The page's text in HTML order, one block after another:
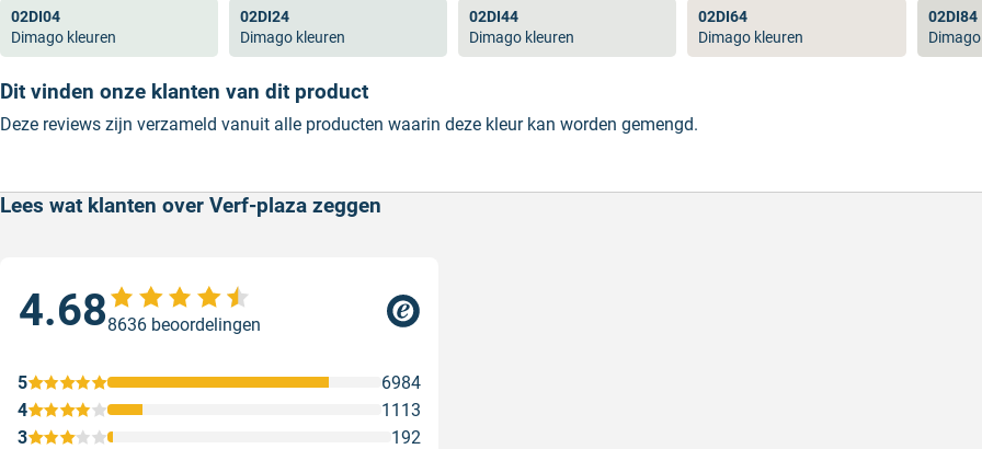
02DI04
Dimago kleuren
02DI24
Dimago kleuren
02DI44
Dimago kleuren
02DI64
Dimago kleuren
02DI84
Dit vinden onze klanten van dit product
Deze reviews zijn verzameld vanuit alle producten waarin deze kleur kan worden gemengd.
Lees wat klanten over Verf-plaza zeggen
4.688636 beoordelingen
3 192
4 1113
5 6984